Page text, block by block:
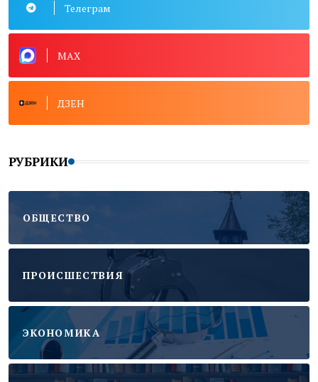
Телеграм
MAX
ДЗЕН
РУБРИКИ
ОБЩЕСТВО
ПРОИСШЕСТВИЯ
ЭКОНОМИКА